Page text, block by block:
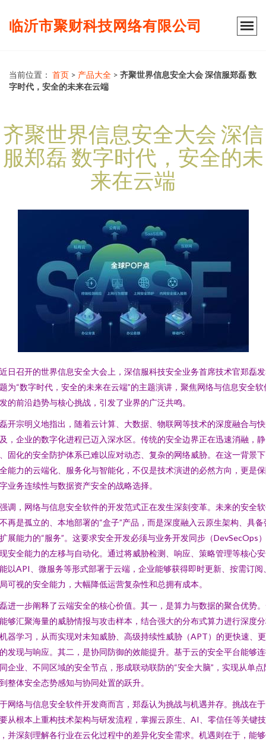
临沂市聚财科技网络有限公司
当前位置： 首页 > 产品大全 > 齐聚世界信息安全大会 深信服郑磊 数
字时代，安全的未来在云端
齐聚世界信息安全大会 深信
服郑磊 数字时代，安全的未
来在云端
日召开的世界信息安全大会上，深信服科技安全业务首席技术官郑磊
为“数字时代，安全的未来在云端”的主题演讲，聚焦网络与信息安全软
的前沿趋势与核心挑战，引发了业界的广泛共鸣。
开宗明义地指出，随着云计算、大数据、物联网等技术的深度融合与
，企业的数字化进程已迈入深水区。传统的安全边界正在迅速消融，静
固化的安全防护体系已难以应对动态、复杂的网络威胁。在这一背景
能力的云端化、服务化与智能化，不仅是技术演进的必然方向，更是
业务连续性与数据资产安全的战略选择。
调，网络与信息安全软件的开发范式正在发生深刻变革。未来的安全
再是孤立的、本地部署的“盒子”产品，而是深度融入云原生架构、具备
展能力的“服务”。这要求安全开发必须与业务开发同步（DevSecOps
安全能力的左移与自动化。通过将威胁检测、响应、策略管理等核心
以API、微服务等形式部署于云端，企业能够获得即时更新、按需订阅
可视的安全能力，大幅降低运营复杂性和总拥有成本。
进一步阐释了云端安全的核心价值。其一，是算力与数据的聚合优势
够汇聚海量的威胁情报与攻击样本，结合强大的分布式算力进行深度
器学习，从而实现对未知威胁、高级持续性威胁（APT）的更快速、
发现与响应。其二，是协同防御的效能提升。基于云的安全平台能够
企业、不同区域的安全节点，形成联动联防的“安全大脑”，实现从单点
整体安全态势感知与协同处置的跃升。
网络与信息安全软件开发商而言，郑磊认为挑战与机遇并存。挑战在
从根本上重构技术架构与研发流程，掌握云原生、AI、零信任等关键技
并深刻理解各行业在云化过程中的差异化安全需求。机遇则在于，能